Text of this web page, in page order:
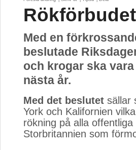
Med en
beslutade
och krogar ska
nästa år.
Med det beslutet sällar
York och Kalifornien
rökning på alla
Storbritannien som